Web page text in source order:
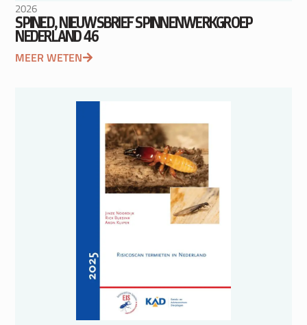
2026
SPINED, NIEUWSBRIEF SPINNENWERKGROEP
NEDERLAND 46
MEER WETEN